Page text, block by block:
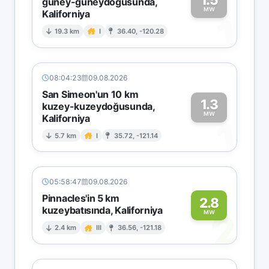
Kaliforniya
19.3 km I 36.40, -120.28
MW
1
08:04:23 09.08.2026
San Simeon'un 10 km
kuzey-kuzeydoğusunda,
Kaliforniya
5.7 km I 35.72, -121.14
1.3
MW
1
05:58:47 09.08.2026
Pinnacles'in 5 km
kuzeybatısında, Kaliforniya
2.4 km III 36.56, -121.18
2.8
MW2